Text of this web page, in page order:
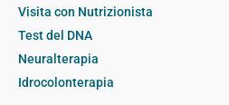
Visita con Nutrizionista
Test del DNA
Neuralterapia
Idrocolonterapia